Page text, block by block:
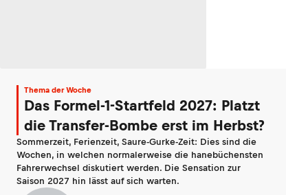
Thema der Woche
Das Formel-1-Startfeld 2027: Platzt
die Transfer-Bombe erst im Herbst?
Sommerzeit, Ferienzeit, Saure-Gurke-Zeit: Dies sind die
Wochen, in welchen normalerweise die hanebüchensten
Fahrerwechsel diskutiert werden. Die Sensation zur
Saison 2027 hin lässt auf sich warten.